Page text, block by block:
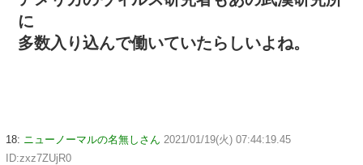
に
多数入り込んで働いていたらしいよね。
18: ニューノーマルの名無しさん 2021/01/19(火) 07:44:19.45
ID:zxz7ZUjR0